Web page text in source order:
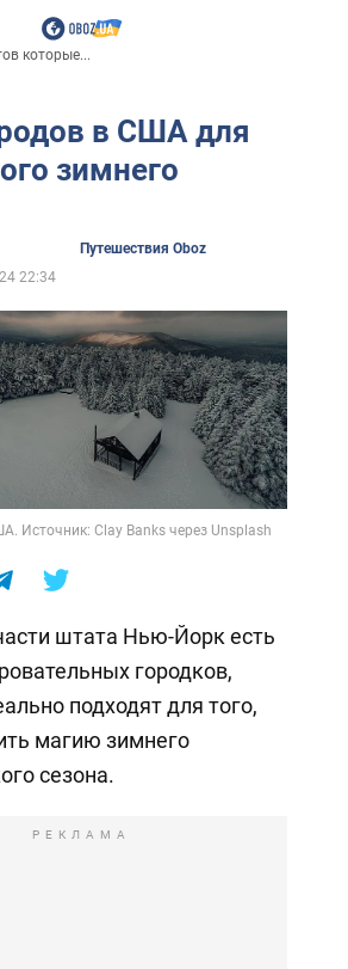
которые...
в США для
зимнего
Путешествия Oboz
22:34
Источник: Clay Banks через Unsplash
штата Нью-Йорк есть
городков,
подходят для того,
магию зимнего
сезона.
РЕКЛАМА